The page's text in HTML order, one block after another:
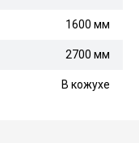
1600 мм
2700 мм
В кожухе